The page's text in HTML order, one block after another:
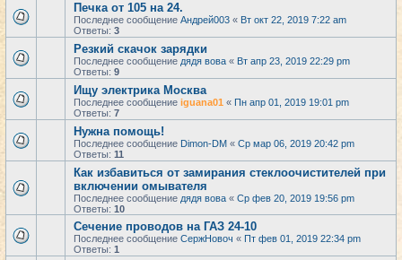
Печка от 105 на 24.
Последнее сообщение Андрей003 « Вт окт 22, 2019 7:22 am
Ответы: 3
Резкий скачок зарядки
Последнее сообщение дядя вова « Вт апр 23, 2019 22:29 pm
Ответы: 9
Ищу электрика Москва
Последнее сообщение iguana01 « Пн апр 01, 2019 19:01 pm
Ответы: 7
Нужна помощь!
Последнее сообщение Dimon-DM « Ср мар 06, 2019 20:42 pm
Ответы: 11
Как избавиться от замирания стеклоочистителей при
включении омывателя
Последнее сообщение дядя вова « Ср фев 20, 2019 19:56 pm
Ответы: 10
Сечение проводов на ГАЗ 24-10
Последнее сообщение СержНовоч « Пт фев 01, 2019 22:34 pm
Ответы: 1